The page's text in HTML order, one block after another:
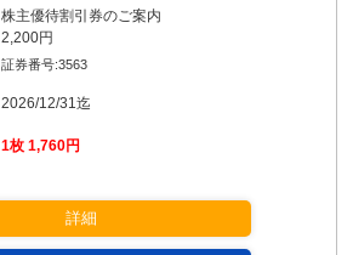
株主優待割引券のご案内
2,200円
証券番号:3563
2026/12/31迄
1枚 1,760円
詳細